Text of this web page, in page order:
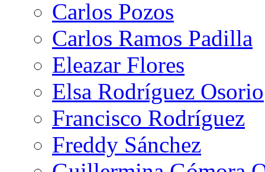
Carlos Pozos
Carlos Ramos Padilla
Eleazar Flores
Elsa Rodríguez Osorio
Francisco Rodríguez
Freddy Sánchez